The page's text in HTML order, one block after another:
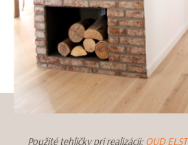
Použité tehličky pri realizácii: OUD ELST